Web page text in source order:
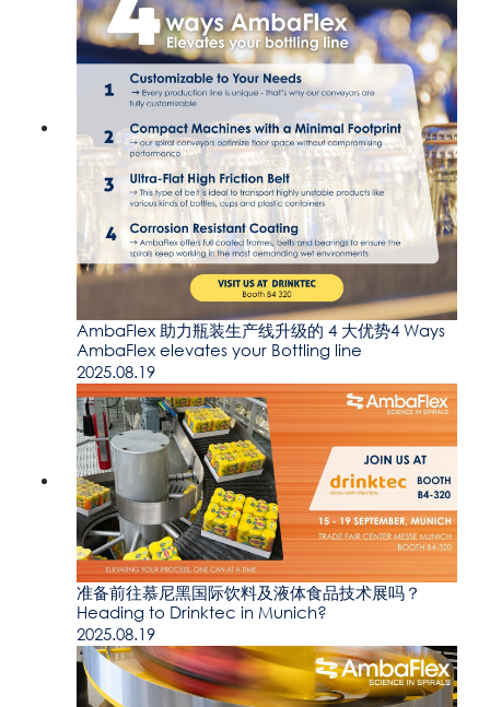
AmbaFlex 助力瓶装生产线升级的 4 大优势4 Ways
AmbaFlex elevates your Bottling line
2025.08.19
准备前往慕尼黑国际饮料及液体食品技术展吗？
Heading to Drinktec in Munich?
2025.08.19